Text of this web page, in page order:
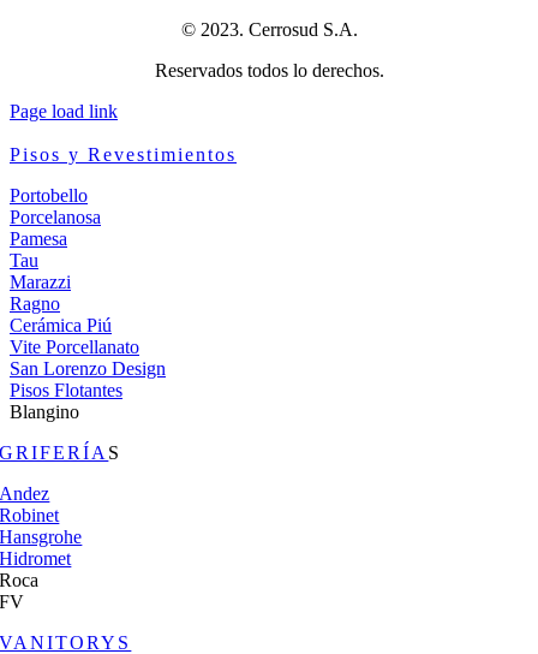
© 2023. Cerrosud S.A.
Reservados todos lo derechos.
Page load link
Pisos y Revestimientos
Portobello
Porcelanosa
Pamesa
Tau
Marazzi
Ragno
Cerámica Piú
Vite Porcellanato
San Lorenzo Design
Pisos Flotantes
Blangino
GRIFERÍA S
Andez
Robinet
Hansgrohe
Hidromet
Roca
FV
VANITORYS